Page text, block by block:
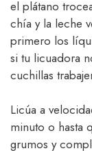
el plátano
chía y la leche
primero los
si tu licuadora
cuchillas
Licúa a
minuto o hasta
grumos y